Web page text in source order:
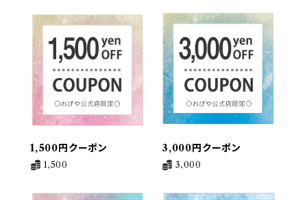
1,500円クーポン
1,500
3,000円クーポン
3,000